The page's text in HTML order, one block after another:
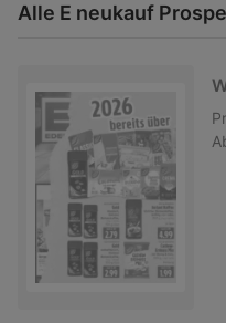
Alle E neukauf